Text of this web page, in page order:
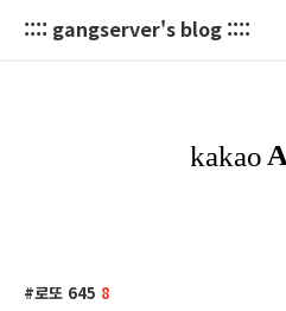
:::: gangserver's blog ::::
로또 645 8